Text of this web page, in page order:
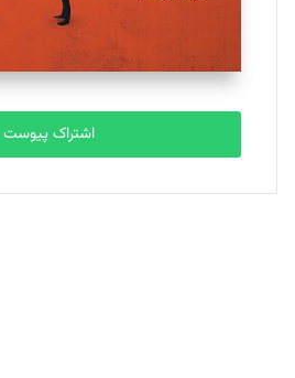
مصطفی مسجدی آرانی
تحریریه
بابک نقاش
تحریریه
اشتراک پیوست